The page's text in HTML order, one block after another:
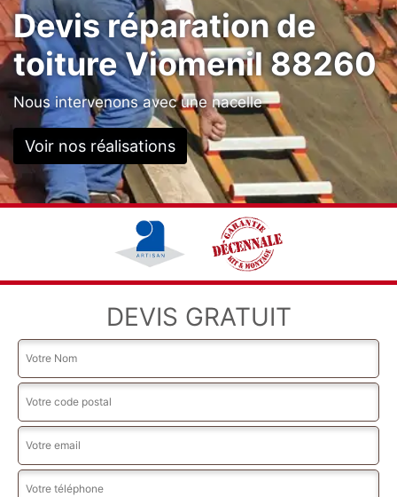
Devis réparation de
toiture Viomenil 88260
Nous intervenons avec une nacelle
Voir nos réalisations
DEVIS GRATUIT